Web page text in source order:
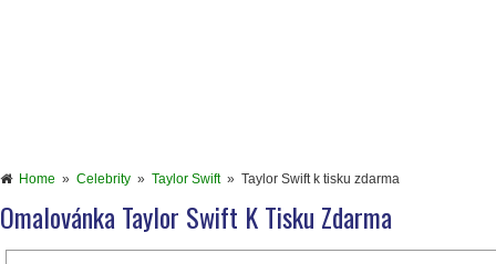
Home » Celebrity » Taylor Swift» Taylor Swift k tisku zdarma
Omalovánka Taylor Swift K Tisku Zdarma